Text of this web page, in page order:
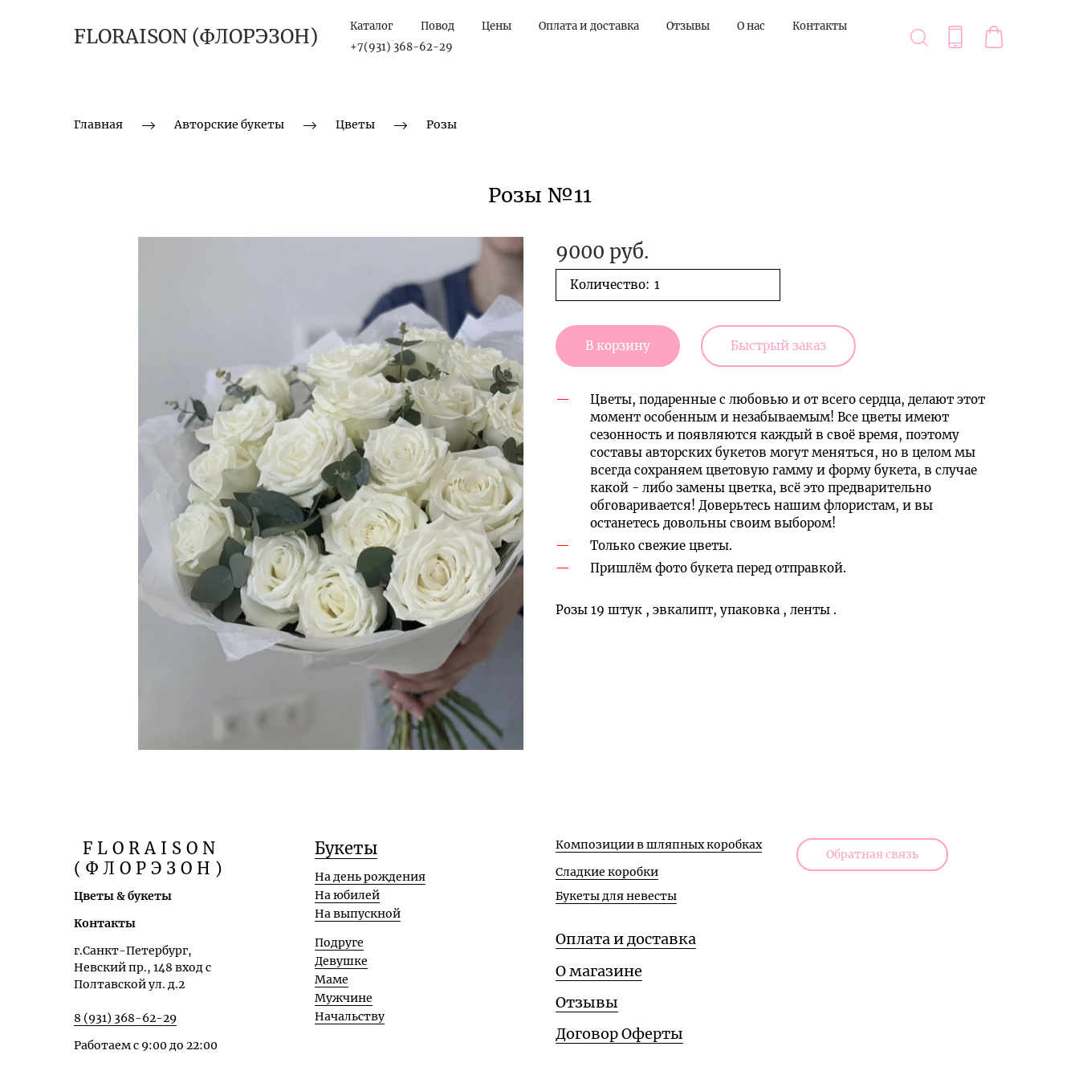
FLORAISON (ФЛОРЭЗОН) Каталог Повод Цены Оплата и доставка Отзывы О нас
Контакты
+7(931) 368-62-29
Главная Авторские букеты Цветы Розы
Розы №11
9000 руб.
Количество:
В корзину Быстрый заказ
Цветы, подаренные с любовью и от всего сердца, делают этот
момент особенным и незабываемым! Все цветы имеют
сезонность и появляются каждый в своё время, поэтому
составы авторских букетов могут меняться, но в целом мы
всегда сохраняем цветовую гамму и форму букета, в случае
какой - либо замены цветка, всё это предварительно
обговаривается! Доверьтесь нашим флористам, и вы
останетесь довольны своим выбором!
Только свежие цветы.
Пришлём фото букета перед отправкой.
Розы 19 штук , эвкалипт, упаковка , ленты .
FLORAISON
(ФЛОРЭЗОН)
Цветы & букеты
Контакты
г.Санкт-Петербург,
Невский пр., 148 вход с
Полтавской ул. д.2
8 (931) 368-62-29
Работаем с 9:00 до 22:00
Букеты
На день рождения
На юбилей
На выпускной
Подруге
Девушке
Маме
Мужчине
Начальству
Композиции в шляпных коробках
Сладкие коробки
Букеты для невесты
Оплата и доставка
О магазине
Отзывы
Договор Оферты
Обратная связь